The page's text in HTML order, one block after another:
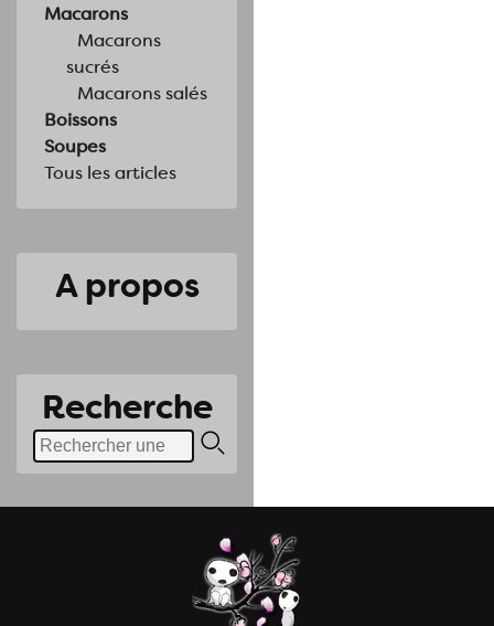
Macarons
Macarons
sucrés
Macarons salés
Boissons
Soupes
Tous les articles
A propos
Recherche